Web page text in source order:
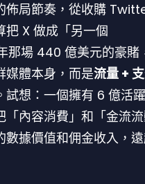
佈局節奏，從收購
把 X 做成「另一個
場 440 億美元的豪賭
媒體本身，而是流量 +
試想：一個擁有 6 億活
「內容消費」和「金流
數據價值和佣金收入，